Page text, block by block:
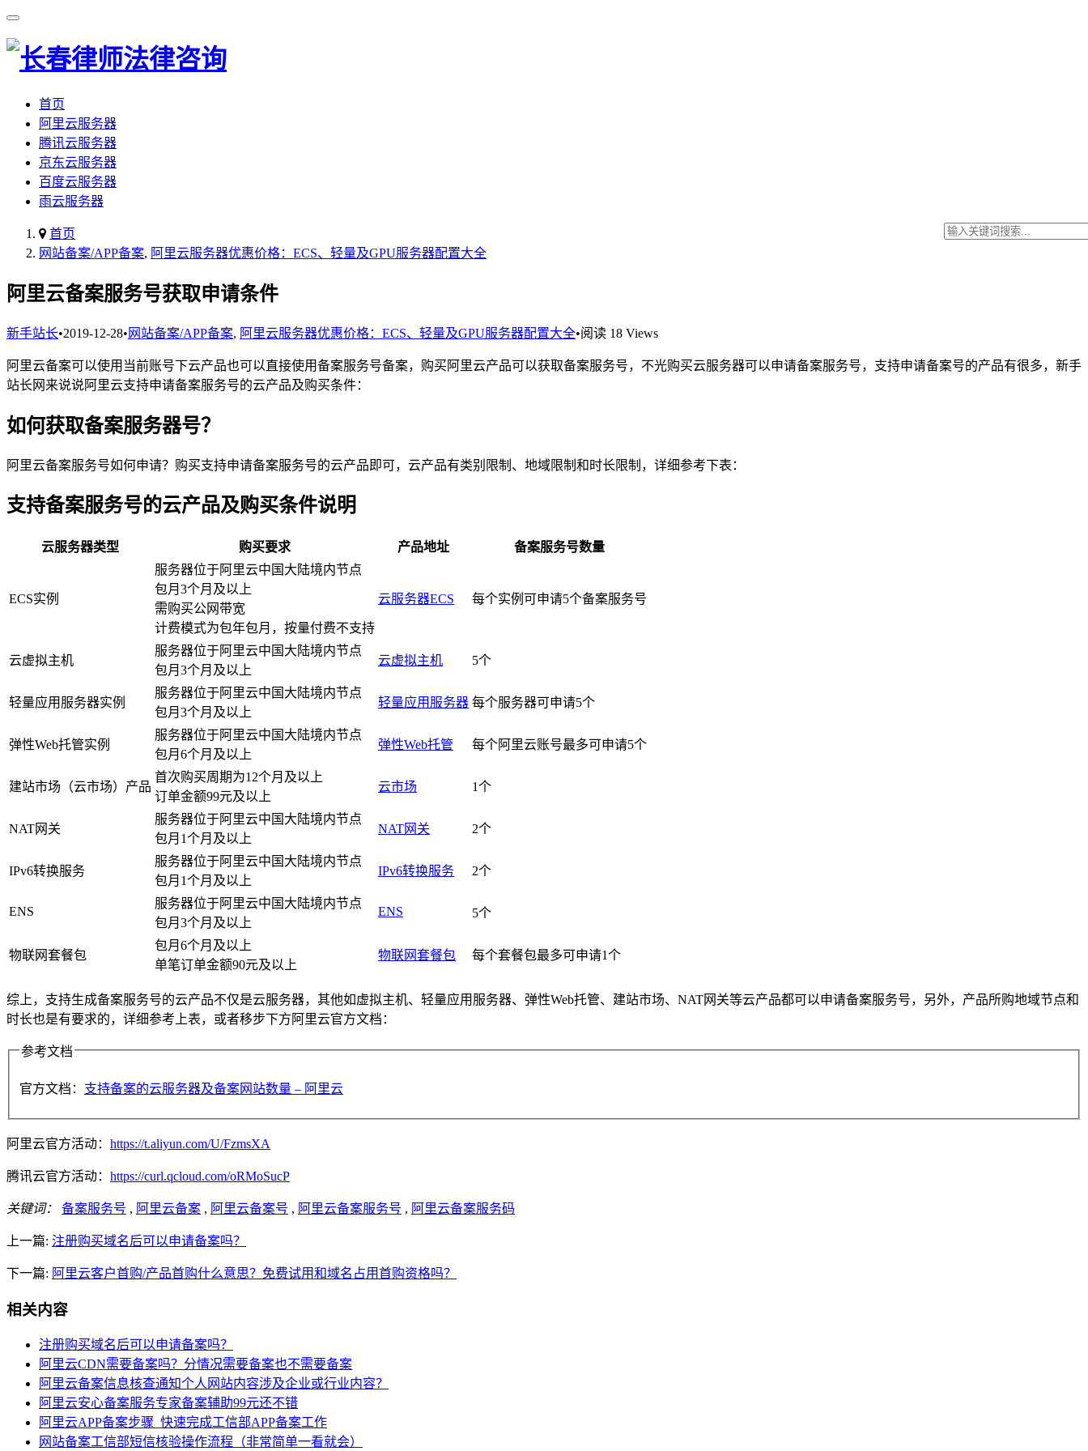
首页
阿里云服务器
腾讯云服务器
京东云服务器
百度云服务器
雨云服务器
首页
网站备案/APP备案, 阿里云服务器优惠价格：ECS、轻量及GPU服务器配置大全
阿里云备案服务号获取申请条件
新手站长•2019-12-28• 网站备案/APP备案, 阿里云服务器优惠价格：ECS、轻量及GPU服务器配置大全•阅读 18 Views
阿里云备案可以使用当前账号下云产品也可以直接使用备案服务号备案，购买阿里云产品可以获取备案服务号，不光购买云服务器可以申请备案服务号，支持申请备案号的产品有很多，新手
站长网来说说阿里云支持申请备案服务号的云产品及购买条件：
如何获取备案服务器号？
阿里云备案服务号如何申请？购买支持申请备案服务号的云产品即可，云产品有类别限制、地域限制和时长限制，详细参考下表：
支持备案服务号的云产品及购买条件说明
云服务器类型 购买要求 产品地址 备案服务号数量
ECS实例
服务器位于阿里云中国大陆境内节点
包月3个月及以上
需购买公网带宽
计费模式为包年包月，按量付费不支持
云服务器ECS 每个实例可申请5个备案服务号
云虚拟主机
服务器位于阿里云中国大陆境内节点
包月3个月及以上
云虚拟主机 5个
轻量应用服务器实例
服务器位于阿里云中国大陆境内节点
包月3个月及以上
轻量应用服务器 每个服务器可申请5个
弹性Web托管实例
服务器位于阿里云中国大陆境内节点
包月6个月及以上
弹性Web托管 每个阿里云账号最多可申请5个
建站市场（云市场）产品
首次购买周期为12个月及以上
订单金额99元及以上
云市场 1个
NAT网关
服务器位于阿里云中国大陆境内节点
包月1个月及以上
NAT网关 2个
IPv6转换服务
服务器位于阿里云中国大陆境内节点
包月1个月及以上
IPv6转换服务 2个
ENS
服务器位于阿里云中国大陆境内节点
包月3个月及以上
ENS 5个
物联网套餐包
包月6个月及以上
单笔订单金额90元及以上
物联网套餐包 每个套餐包最多可申请1个
综上，支持生成备案服务号的云产品不仅是云服务器，其他如虚拟主机、轻量应用服务器、弹性Web托管、建站市场、NAT网关等云产品都可以申请备案服务号，另外，产品所购地域节点和
时长也是有要求的，详细参考上表，或者移步下方阿里云官方文档：
参考文档
官方文档： 支持备案的云服务器及备案网站数量 – 阿里云
阿里云官方活动： https://t.aliyun.com/U/FzmsXA
腾讯云官方活动： https://curl.qcloud.com/oRMoSucP
关键词： 备案服务号 , 阿里云备案 , 阿里云备案号 , 阿里云备案服务号 , 阿里云备案服务码
上一篇: 注册购买域名后可以申请备案吗？
下一篇: 阿里云客户首购/产品首购什么意思？免费试用和域名占用首购资格吗？
相关内容
注册购买域名后可以申请备案吗？
阿里云CDN需要备案吗？分情况需要备案也不需要备案
阿里云备案信息核查通知个人网站内容涉及企业或行业内容？
阿里云安心备案服务专家备案辅助99元还不错
阿里云APP备案步骤_快速完成工信部APP备案工作
网站备案工信部短信核验操作流程（非常简单一看就会）